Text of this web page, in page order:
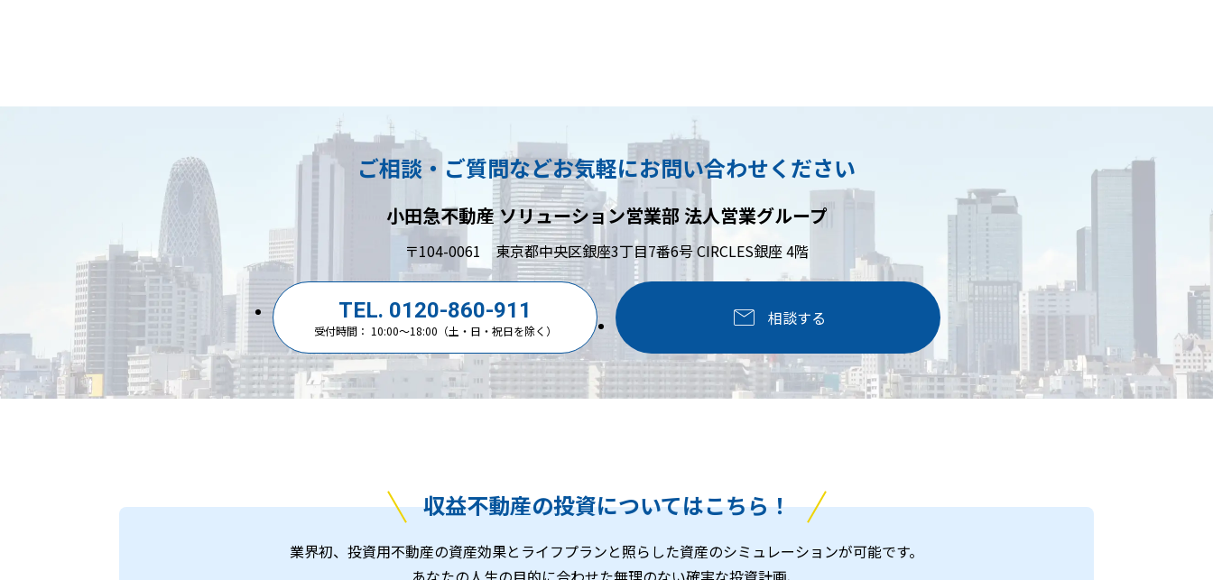
ご相談・ご質問などお気軽にお問い合わせください
小田急不動産 ソリューション営業部 法人営業グループ
〒104-0061東京都中央区銀座3丁目7番6号 CIRCLES銀座 4階
TEL. 0120-860-911
受付時間： 10:00～18:00（土・日・祝日を除く）
相談する
収益不動産の投資についてはこちら！
業界初、投資用不動産の資産効果とライフプランと照らした資産のシミュレーションが可能です。